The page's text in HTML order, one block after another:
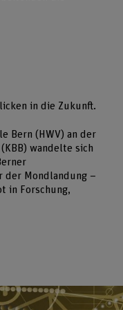
in die Zukunft.
Bern (HWV) an der
wandelte sich
der Mondlandung –
in Forschung,